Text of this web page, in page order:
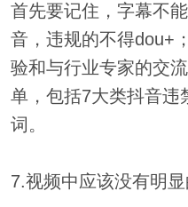
首先要记住，字幕不
音，违规的不得dou+
验和与行业专家的交
单，包括7大类抖音违
词。
7.视频中应该没有明